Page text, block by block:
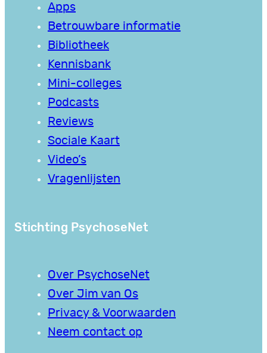
Apps
Betrouwbare informatie
Bibliotheek
Kennisbank
Mini-colleges
Podcasts
Reviews
Sociale Kaart
Video’s
Vragenlijsten
Stichting PsychoseNet
Over PsychoseNet
Over Jim van Os
Privacy & Voorwaarden
Neem contact op